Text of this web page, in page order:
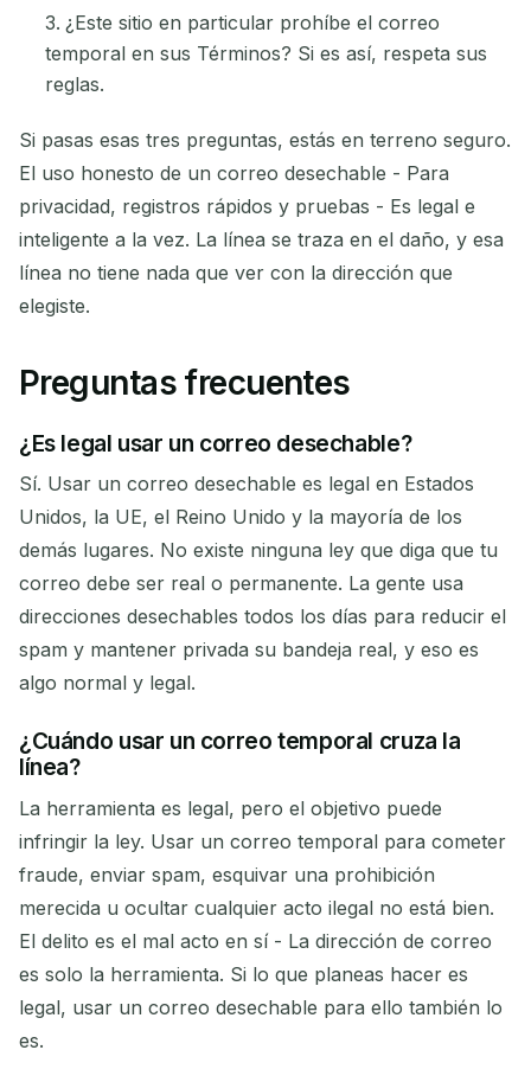
¿Este sitio en particular prohíbe el correo
temporal en sus Términos? Si es así, respeta sus
reglas.
Si pasas esas tres preguntas, estás en terreno seguro.
El uso honesto de un correo desechable - Para
privacidad, registros rápidos y pruebas - Es legal e
inteligente a la vez. La línea se traza en el daño, y esa
línea no tiene nada que ver con la dirección que
elegiste.
Preguntas frecuentes
¿Es legal usar un correo desechable?
Sí. Usar un correo desechable es legal en Estados
Unidos, la UE, el Reino Unido y la mayoría de los
demás lugares. No existe ninguna ley que diga que tu
correo debe ser real o permanente. La gente usa
direcciones desechables todos los días para reducir el
spam y mantener privada su bandeja real, y eso es
algo normal y legal.
¿Cuándo usar un correo temporal cruza la
línea?
La herramienta es legal, pero el objetivo puede
infringir la ley. Usar un correo temporal para cometer
fraude, enviar spam, esquivar una prohibición
merecida u ocultar cualquier acto ilegal no está bien.
El delito es el mal acto en sí - La dirección de correo
es solo la herramienta. Si lo que planeas hacer es
legal, usar un correo desechable para ello también lo
es.